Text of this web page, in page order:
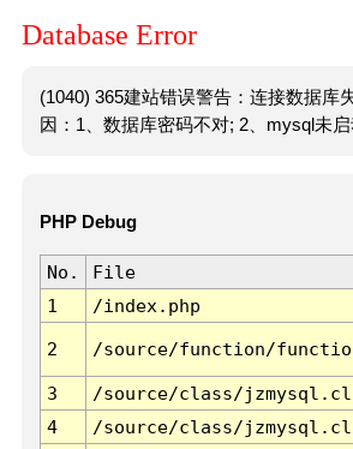
Database Error
(1040) 365建站错误警告：连接数据库
因：1、数据库密码不对; 2、mysql未启
PHP Debug
No. File
1
/index.php
2 /source/function/
3 /source/class/
4
/source/class/